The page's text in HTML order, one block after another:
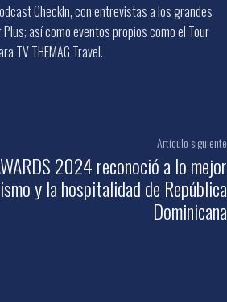
CheckIn, con entrevistas a los grandes
así como eventos propios como el Tour
TV THEMAG Travel.
Artículo siguiente
2024 reconoció a lo mejor
y la hospitalidad de República
Dominicana